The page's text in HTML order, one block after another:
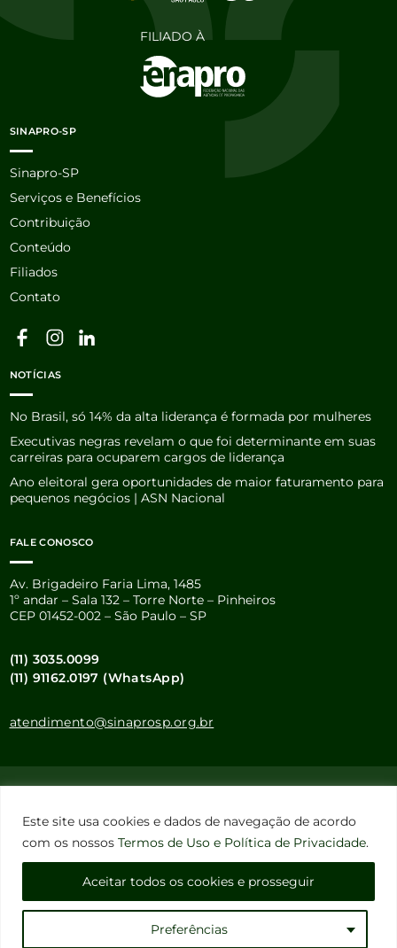
Este site usa cookies e dados de navegação de acordo
com os nossos Termos de Uso e Política de Privacidade.
Preferências
Aceitar todos os cookies e prosseguir
FILIADO À
SINAPRO-SP
Sinapro-SP
Serviços e Benefícios
Contribuição
Conteúdo
Filiados
Contato
NOTÍCIAS
No Brasil, só 14% da alta liderança é formada por mulheres
Executivas negras revelam o que foi determinante em suas
carreiras para ocuparem cargos de liderança
Ano eleitoral gera oportunidades de maior faturamento para
pequenos negócios | ASN Nacional
FALE CONOSCO
Av. Brigadeiro Faria Lima, 1485
1º andar – Sala 132 – Torre Norte – Pinheiros
CEP 01452-002 – São Paulo – SP
(11) 3035.0099
(11) 91162.0197 (WhatsApp)
atendimento@sinaprosp.org.br
Termos de Uso e Política de Privacidade.
Configuração de Cookies
Sinapro-SP – Todos os Direitos Reservados
DESENVOLVIMENTO: